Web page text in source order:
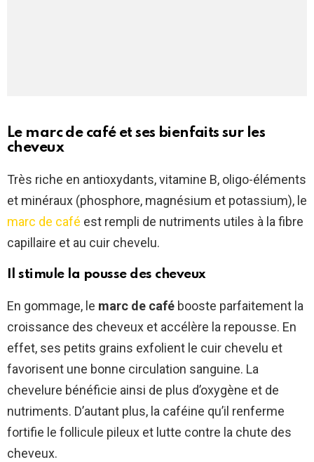
Le marc de café et ses bienfaits sur les
cheveux
Très riche en antioxydants, vitamine B, oligo-éléments
et minéraux (phosphore, magnésium et potassium), le
marc de café est rempli de nutriments utiles à la fibre
capillaire et au cuir chevelu.
Il stimule la pousse des cheveux
En gommage, le marc de café booste parfaitement la
croissance des cheveux et accélère la repousse. En
effet, ses petits grains exfolient le cuir chevelu et
favorisent une bonne circulation sanguine. La
chevelure bénéficie ainsi de plus d’oxygène et de
nutriments. D’autant plus, la caféine qu’il renferme
fortifie le follicule pileux et lutte contre la chute des
cheveux.